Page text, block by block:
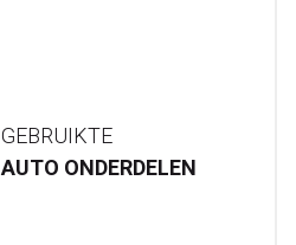
GEBRUIKTE
AUTO ONDERDELEN